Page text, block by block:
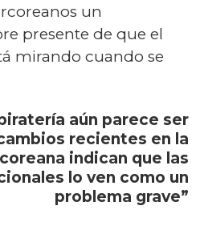
un
presente de que el
mirando cuando se
aún parece ser
recientes en la
indican que las
lo ven como un
problema grave”